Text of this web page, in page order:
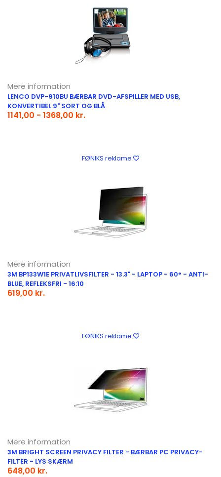
Mere information
LENCO DVP-910BU BÆRBAR DVD-AFSPILLER MED USB,
KONVERTIBEL 9" SORT OG BLÅ
1141,00 - 1368,00 kr.
FØNIKS reklame
Mere information
3M BP133W1E PRIVATLIVSFILTER - 13.3" - LAPTOP - 60° - ANTI-
BLUE, REFLEKSFRI - 16:10
619,00 kr.
FØNIKS reklame
Mere information
3M BRIGHT SCREEN PRIVACY FILTER - BÆRBAR PC PRIVACY-
FILTER - LYS SKÆRM
648,00 kr.